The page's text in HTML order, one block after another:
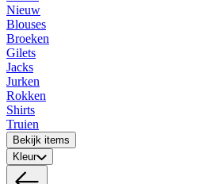
Nieuw
Blouses
Broeken
Gilets
Jacks
Jurken
Rokken
Shirts
Truien
Bekijk items
Kleur